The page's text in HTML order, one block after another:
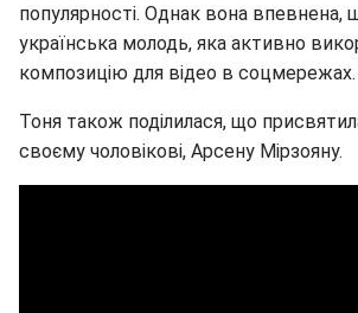
популярності. Однак вона впевнена,
українська молодь, яка активно
композицію для відео в соцмережах.
Тоня також поділилася, що
своєму чоловікові, Арсену Мірзояну.